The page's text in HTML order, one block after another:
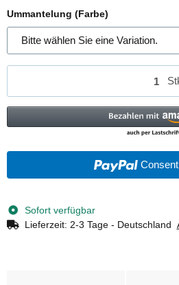
Ummantelung (Farbe)
Bitte wählen Sie eine Variation.
Sofort verfügbar
Lieferzeit: 2-3 Tage - Deutschland